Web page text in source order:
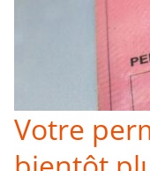
Votre